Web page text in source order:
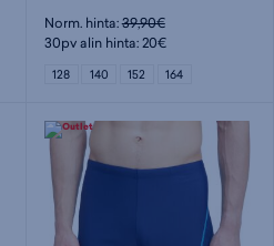
Norm. hinta:39,90€
30pv alin hinta: 20€
128 140 152 164